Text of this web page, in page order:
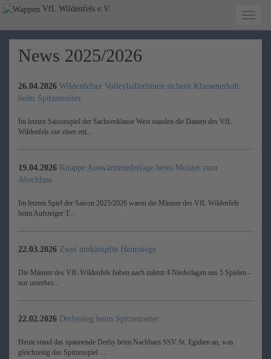
VfL Wildenfels e.V.
News 2025/2026
26.04.2026 Wildenfelser Volleyballerinnen sichern Klassenerhalt
beim Spitzenreiter
Im letzten Saisonspiel der Sachsenklasse West standen die Damen des VfL
Wildenfels vor einer ent...
19.04.2026 Knappe Auswärtsniederlage beim Meister zum
Abschluss
Im letzten Spiel der Saison 2025/2026 waren die Männer des VfL Wildenfels
beim Aufsteiger T...
22.03.2026 Zwei umkämpfte Heimsiege
Die Männer des VfL Wildenfels haben nach zuletzt 4 Niederlagen aus 5 Spielen -
nur unterbro...
22.02.2026 Derbysieg beim Spitzenreiter
Heute stand das spannende Derby beim Nachbarn SSV St. Egidien an, was
gleichzeitig das Spitzenspiel ...